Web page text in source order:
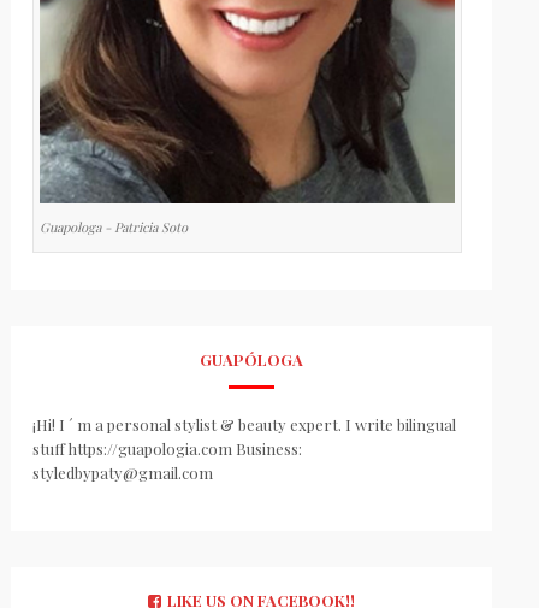
Guapologa - Patricia Soto
GUAPÓLOGA
¡Hi! I ´ m a personal stylist & beauty expert. I write bilingual
stuff https://guapologia.com Business:
styledbypaty@gmail.com
LIKE US ON FACEBOOK!!